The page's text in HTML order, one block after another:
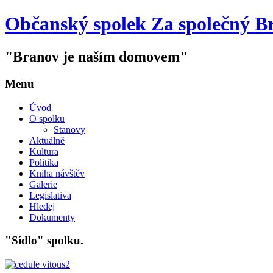
Občanský spolek Za společný
"Branov je naším domovem"
Menu
Úvod
O spolku
Stanovy
Aktuálně
Kultura
Politika
Kniha návštěv
Galerie
Legislativa
Hledej
Dokumenty
"Sídlo" spolku.